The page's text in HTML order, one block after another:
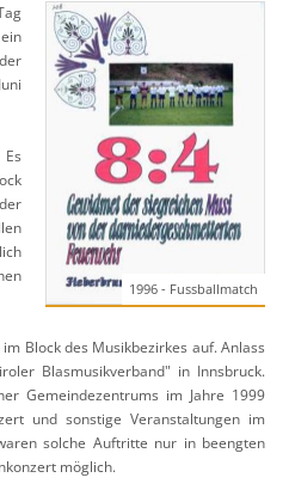
1996 - Fussballmatch
Block des Musikbezirkes auf. Anlass
Blasmusikverband" in Innsbruck.
Gemeindezentrums im Jahre 1999
und sonstige Veranstaltungen im
solche Auftritte nur in beengten
möglich.